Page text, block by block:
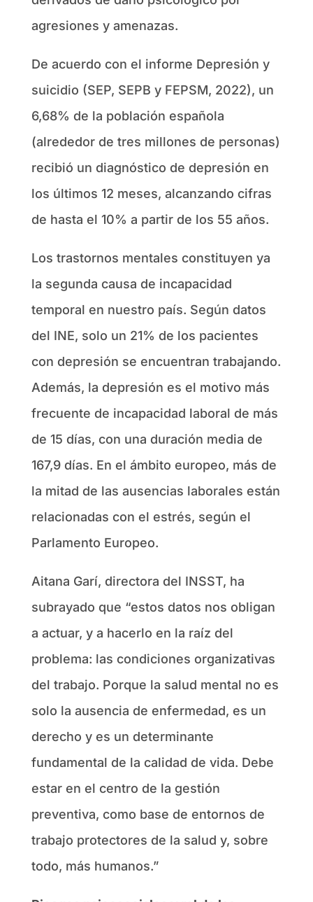
agresiones y amenazas.
De acuerdo con el informe Depresión y
suicidio (SEP, SEPB y FEPSM, 2022), un
6,68% de la población española
(alrededor de tres millones de personas)
recibió un diagnóstico de depresión en
los últimos 12 meses, alcanzando cifras
de hasta el 10% a partir de los 55 años.
Los trastornos mentales constituyen ya
la segunda causa de incapacidad
temporal en nuestro país. Según datos
del INE, solo un 21% de los pacientes
con depresión se encuentran trabajando.
Además, la depresión es el motivo más
frecuente de incapacidad laboral de más
de 15 días, con una duración media de
167,9 días. En el ámbito europeo, más de
la mitad de las ausencias laborales están
relacionadas con el estrés, según el
Parlamento Europeo.
Aitana Garí, directora del INSST, ha
subrayado que “estos datos nos obligan
a actuar, y a hacerlo en la raíz del
problema: las condiciones organizativas
del trabajo. Porque la salud mental no es
solo la ausencia de enfermedad, es un
derecho y es un determinante
fundamental de la calidad de vida. Debe
estar en el centro de la gestión
preventiva, como base de entornos de
trabajo protectores de la salud y, sobre
todo, más humanos.”